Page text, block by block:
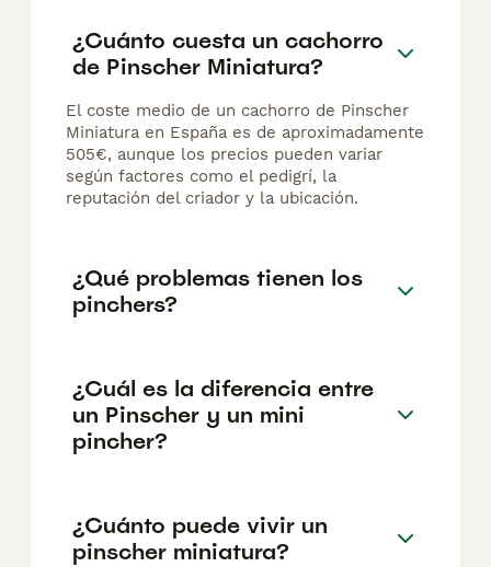
¿Cuánto cuesta un cachorro
de Pinscher Miniatura?
El coste medio de un cachorro de Pinscher
Miniatura en España es de aproximadamente
505€, aunque los precios pueden variar
según factores como el pedigrí, la
reputación del criador y la ubicación.
¿Qué problemas tienen los
pinchers?
¿Cuál es la diferencia entre
un Pinscher y un mini
pincher?
¿Cuánto puede vivir un
pinscher miniatura?